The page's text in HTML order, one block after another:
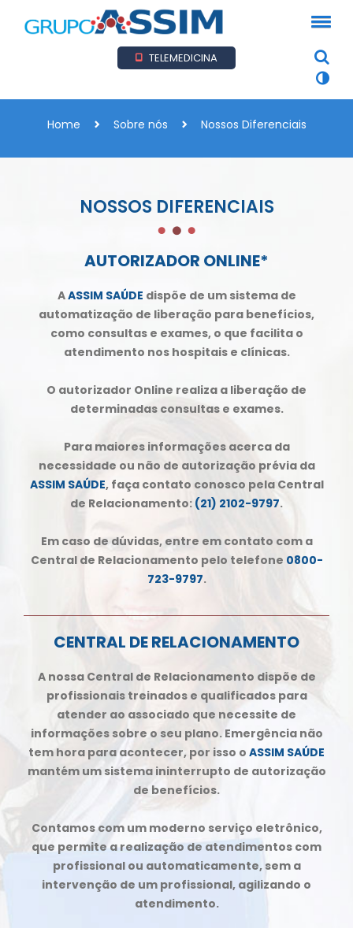
TELEMEDICINA
Home Sobre nós Nossos Diferenciais
NOSSOS DIFERENCIAIS
AUTORIZADOR ONLINE*
AASSIM SAÚDE dispõe de um sistema de
automatização de liberação para benefícios,
como consultas e exames, o que facilita o
atendimento nos hospitais e clínicas.
O autorizador Online realiza a liberação de
determinadas consultas e exames.
Para maiores informações acerca da
necessidade ou não de autorização prévia da
ASSIM SAÚDE, faça contato conosco pela Central
de Relacionamento: (21) 2102-9797.
Em caso de dúvidas, entre em contato com a
Central de Relacionamento pelo telefone 0800-
723-9797.
CENTRAL DE RELACIONAMENTO
A nossa Central de Relacionamento dispõe de
profissionais treinados e qualificados para
atender ao associado que necessite de
informações sobre o seu plano. Emergência não
tem hora para acontecer, por isso o ASSIM SAÚDE
mantém um sistema ininterrupto de autorização
de benefícios.
Contamos com um moderno serviço eletrônico,
que permite a realização de atendimentos com
profissional ou automaticamente, sem a
intervenção de um profissional, agilizando o
atendimento.